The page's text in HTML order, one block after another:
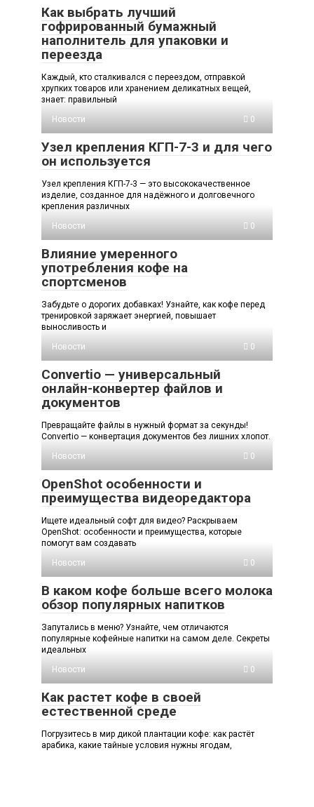
Как выбрать лучший
гофрированный бумажный
наполнитель для упаковки и
переезда
Каждый, кто сталкивался с переездом, отправкой
хрупких товаров или хранением деликатных вещей,
знает: правильный
Новости
0
Узел крепления КГП-7-3 и для чего
он используется
Узел крепления КГП-7-3 — это высококачественное
изделие, созданное для надёжного и долговечного
крепления различных
Новости
0
Влияние умеренного
употребления кофе на
спортсменов
Забудьте о дорогих добавках! Узнайте, как кофе перед
тренировкой заряжает энергией, повышает
выносливость и
Новости
0
Convertio — универсальный
онлайн-конвертер файлов и
документов
Превращайте файлы в нужный формат за секунды!
Convertio — конвертация документов без лишних хлопот.
Новости
0
OpenShot особенности и
преимущества видеоредактора
Ищете идеальный софт для видео? Раскрываем
OpenShot: особенности и преимущества, которые
помогут вам создавать
Новости
0
В каком кофе больше всего молока
обзор популярных напитков
Запутались в меню? Узнайте, чем отличаются
популярные кофейные напитки на самом деле. Секреты
идеальных
Новости
0
Как растет кофе в своей
естественной среде
Погрузитесь в мир дикой плантации кофе: как растёт
арабика, какие тайные условия нужны ягодам,